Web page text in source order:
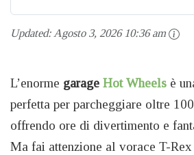
Updated:Agosto 3, 2026 10:36 am
L’enorme garage Hot Wheels è
perfetta per parcheggiare oltre
offrendo ore di divertimento e
Ma fai attenzione al vorace T-Rex